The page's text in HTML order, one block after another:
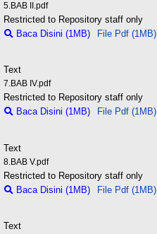
5.BAB II.pdf
Restricted to Repository staff only
Baca Disini (1MB)
File Pdf (1MB)
Text
7.BAB IV.pdf
Restricted to Repository staff only
Baca Disini (1MB)
File Pdf (1MB)
Text
8.BAB V.pdf
Restricted to Repository staff only
Baca Disini (1MB)
File Pdf (1MB)
Text